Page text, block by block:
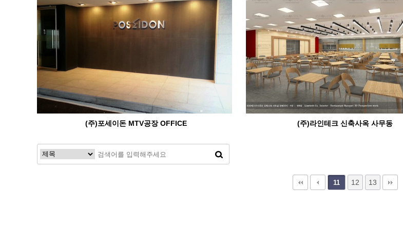
(주)포세이돈 MTV공장 OFFICE (주)라인테크 신축사옥 사무동
11 12 13